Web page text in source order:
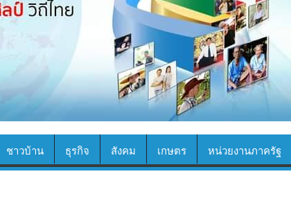
ชาวบ้าน ธุรกิจ สังคม เกษตร หน่วยงานภาครัฐ